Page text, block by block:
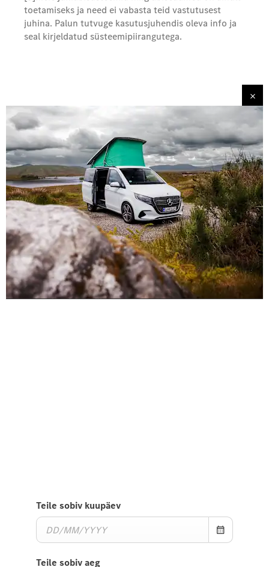
toetamiseks ja need ei vabasta teid vastutusest
juhina. Palun tutvuge kasutusjuhendis oleva info ja
seal kirjeldatud süsteemipiirangutega.
Teile sobiv kuupäev
Teile sobiv aeg